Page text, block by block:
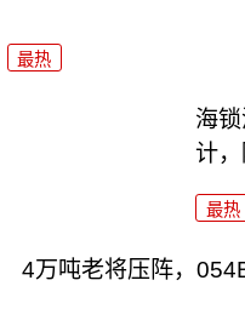
最热
海
计
最热
4万吨老将压阵，